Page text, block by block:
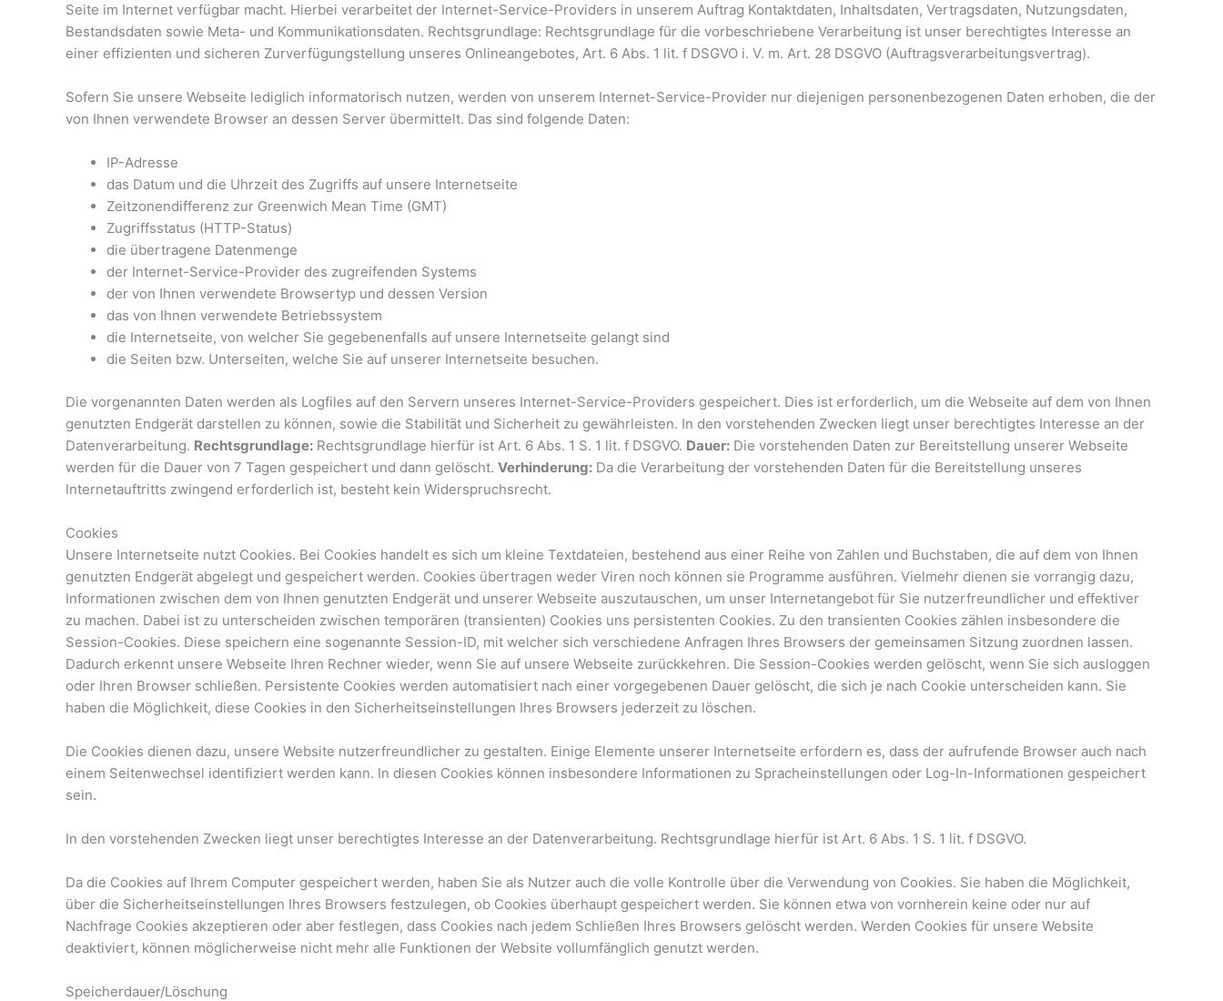
Seite im Internet verfügbar macht. Hierbei verarbeitet der Internet-Service-Providers in unserem Auftrag Kontaktdaten, Inhaltsdaten, Vertragsdaten, Nutzungsdaten,
Bestandsdaten sowie Meta- und Kommunikationsdaten. Rechtsgrundlage: Rechtsgrundlage für die vorbeschriebene Verarbeitung ist unser berechtigtes Interesse an
einer effizienten und sicheren Zurverfügungstellung unseres Onlineangebotes, Art. 6 Abs. 1 lit. f DSGVO i. V. m. Art. 28 DSGVO (Auftragsverarbeitungsvertrag).
Sofern Sie unsere Webseite lediglich informatorisch nutzen, werden von unserem Internet-Service-Provider nur diejenigen personenbezogenen Daten erhoben, die der
von Ihnen verwendete Browser an dessen Server übermittelt. Das sind folgende Daten:
IP-Adresse
das Datum und die Uhrzeit des Zugriffs auf unsere Internetseite
Zeitzonendifferenz zur Greenwich Mean Time (GMT)
Zugriffsstatus (HTTP-Status)
die übertragene Datenmenge
der Internet-Service-Provider des zugreifenden Systems
der von Ihnen verwendete Browsertyp und dessen Version
das von Ihnen verwendete Betriebssystem
die Internetseite, von welcher Sie gegebenenfalls auf unsere Internetseite gelangt sind
die Seiten bzw. Unterseiten, welche Sie auf unserer Internetseite besuchen.
Die vorgenannten Daten werden als Logfiles auf den Servern unseres Internet-Service-Providers gespeichert. Dies ist erforderlich, um die Webseite auf dem von Ihnen
genutzten Endgerät darstellen zu können, sowie die Stabilität und Sicherheit zu gewährleisten. In den vorstehenden Zwecken liegt unser berechtigtes Interesse an der
Datenverarbeitung. Rechtsgrundlage: Rechtsgrundlage hierfür ist Art. 6 Abs. 1 S. 1 lit. f DSGVO. Dauer: Die vorstehenden Daten zur Bereitstellung unserer Webseite
werden für die Dauer von 7 Tagen gespeichert und dann gelöscht. Verhinderung: Da die Verarbeitung der vorstehenden Daten für die Bereitstellung unseres
Internetauftritts zwingend erforderlich ist, besteht kein Widerspruchsrecht.
Cookies
Unsere Internetseite nutzt Cookies. Bei Cookies handelt es sich um kleine Textdateien, bestehend aus einer Reihe von Zahlen und Buchstaben, die auf dem von Ihnen
genutzten Endgerät abgelegt und gespeichert werden. Cookies übertragen weder Viren noch können sie Programme ausführen. Vielmehr dienen sie vorrangig dazu,
Informationen zwischen dem von Ihnen genutzten Endgerät und unserer Webseite auszutauschen, um unser Internetangebot für Sie nutzerfreundlicher und effektiver
zu machen. Dabei ist zu unterscheiden zwischen temporären (transienten) Cookies uns persistenten Cookies. Zu den transienten Cookies zählen insbesondere die
Session-Cookies. Diese speichern eine sogenannte Session-ID, mit welcher sich verschiedene Anfragen Ihres Browsers der gemeinsamen Sitzung zuordnen lassen.
Dadurch erkennt unsere Webseite Ihren Rechner wieder, wenn Sie auf unsere Webseite zurückkehren. Die Session-Cookies werden gelöscht, wenn Sie sich ausloggen
oder Ihren Browser schließen. Persistente Cookies werden automatisiert nach einer vorgegebenen Dauer gelöscht, die sich je nach Cookie unterscheiden kann. Sie
haben die Möglichkeit, diese Cookies in den Sicherheitseinstellungen Ihres Browsers jederzeit zu löschen.
Die Cookies dienen dazu, unsere Website nutzerfreundlicher zu gestalten. Einige Elemente unserer Internetseite erfordern es, dass der aufrufende Browser auch nach
einem Seitenwechsel identifiziert werden kann. In diesen Cookies können insbesondere Informationen zu Spracheinstellungen oder Log-In-Informationen gespeichert
sein.
In den vorstehenden Zwecken liegt unser berechtigtes Interesse an der Datenverarbeitung. Rechtsgrundlage hierfür ist Art. 6 Abs. 1 S. 1 lit. f DSGVO.
Da die Cookies auf Ihrem Computer gespeichert werden, haben Sie als Nutzer auch die volle Kontrolle über die Verwendung von Cookies. Sie haben die Möglichkeit,
über die Sicherheitseinstellungen Ihres Browsers festzulegen, ob Cookies überhaupt gespeichert werden. Sie können etwa von vornherein keine oder nur auf
Nachfrage Cookies akzeptieren oder aber festlegen, dass Cookies nach jedem Schließen Ihres Browsers gelöscht werden. Werden Cookies für unsere Website
deaktiviert, können möglicherweise nicht mehr alle Funktionen der Website vollumfänglich genutzt werden.
Speicherdauer/Löschung